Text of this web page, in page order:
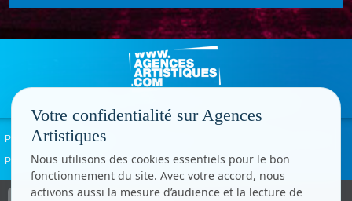
Politique de confidentialité
Paramètres cookies
Copyright © CC.Comunication
Votre confidentialité sur Agences
Artistiques
Nous utilisons des cookies essentiels pour le bon
fonctionnement du site. Avec votre accord, nous
activons aussi la mesure d’audience et la lecture de